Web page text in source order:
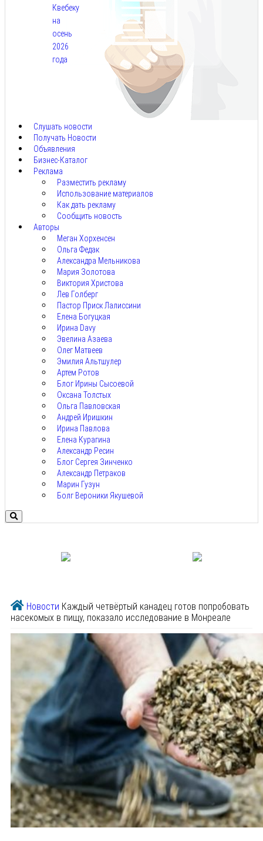
Квебеку
на
осень
2026
года
Слушать новости
Получать Новости
Объявления
Бизнес-Каталог
Реклама
Разместить рекламу
Использование материалов
Как дать рекламу
Сообщить новость
Авторы
Меган Хорхенсен
Ольга Федак
Александра Мельникова
Мария Золотова
Виктория Христова
Лев Голберг
Пастор Приск Лалиссини
Елена Богуцкая
Ирина Davy
Эвелина Азаева
Олег Матвеев
Эмилия Альтшулер
Артем Ротов
Блог Ирины Сысоевой
Оксана Толстых
Ольга Павловская
Андрей Иришкин
Ирина Павлова
Елена Курагина
Александр Ресин
Блог Сергея Зинченко
Александр Петраков
Марин Гузун
Болг Вероники Якушевой
Новости Каждый четвёртый канадец готов попробовать
насекомых в пищу, показало исследование в Монреале